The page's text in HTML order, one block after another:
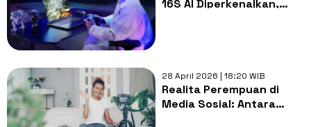
16S AI Diperkenalkan,
28 April 2026 | 18:20 WIB
Realita Perempuan di
Media Sosial: Antara